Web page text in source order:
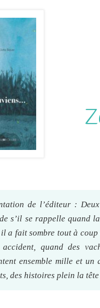
de l’éditeur :
s’il se rappelle quand
a fait sombre tout à coup
quand des
ensemble mille et
des histoires plein la